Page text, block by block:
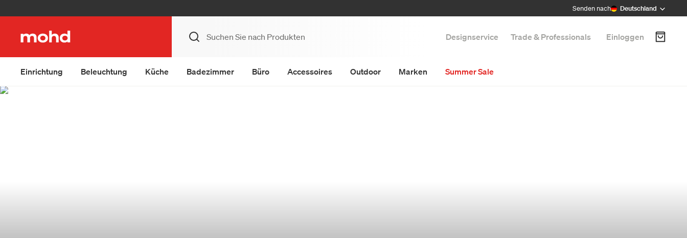
Senden nach Deutschland
Designservice Trade & Professionals Einloggen
Einrichtung Beleuchtung Küche Badezimmer Büro Accessoires Outdoor Marken Summer Sale